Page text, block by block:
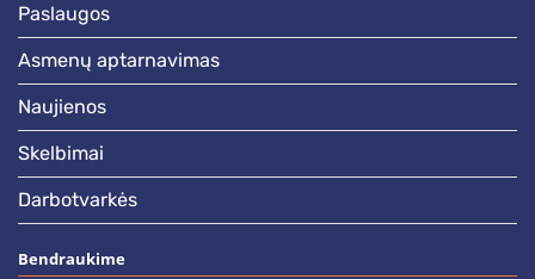
paslaugos
asmenų aptarnavimas
naujienos
skelbimai
darbotvarkės
Bendraukime